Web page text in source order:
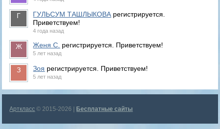
ГУЛЬСУМ ТАШЛЫКОВА регистрируется.
Приветствуем!
4 года назад
Женя С. регистрируется. Приветствуем!
5 лет назад
Зоя регистрируется. Приветствуем!
5 лет назад
Арткласс © 2015-2026 | Бесплатные сайты